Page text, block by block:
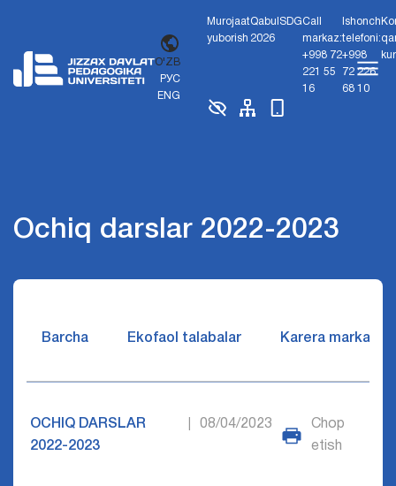
O'ZB
РУС
ENG
Murojaat
yuborish
Qabul
2026
SDGCall
markaz:
+998 72
221 55
16
Ishonch
telefoni:
+998
72 226
68 10
Ochiq darslar 2022-2023
Barcha Ekofaol talabalar Karera markazi
OCHIQ DARSLAR
2022-2023
08/04/2023
Chop
etish